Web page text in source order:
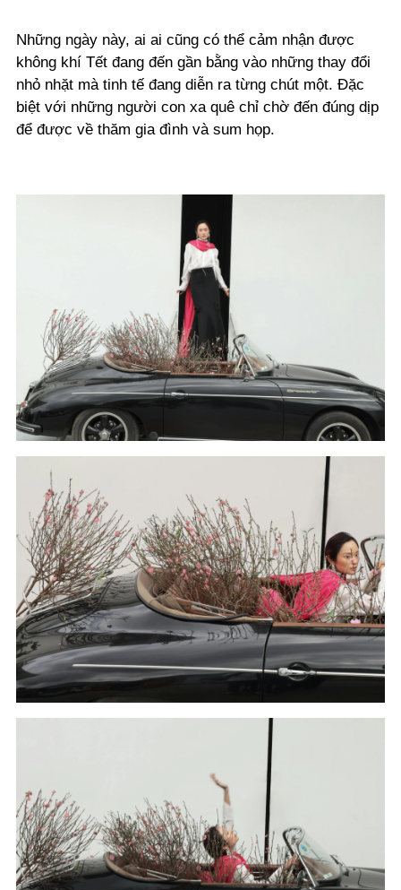
Những ngày này, ai ai cũng có thể cảm nhận được
không khí Tết đang đến gần bằng vào những thay đổi
nhỏ nhặt mà tinh tế đang diễn ra từng chút một. Đặc
biệt với những người con xa quê chỉ chờ đến đúng dịp
để được về thăm gia đình và sum họp.